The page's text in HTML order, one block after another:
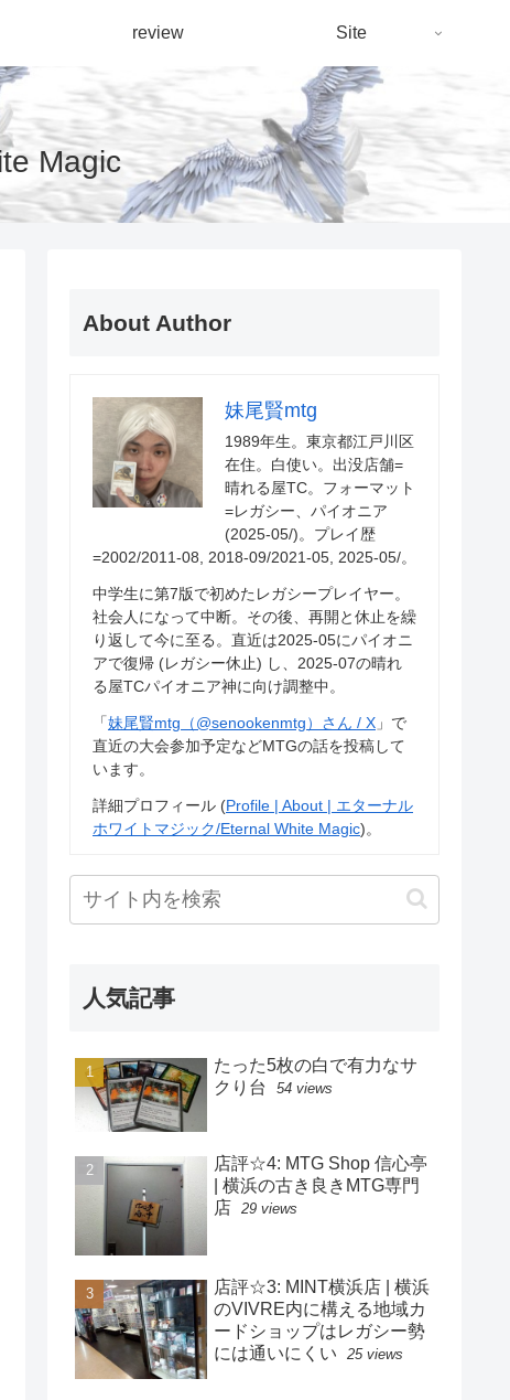
Magic
review Site
About Author
妹尾賢mtg
1989年生。東京都江戸川区
在住。白使い。出没店舗=
晴れる屋TC。フォーマット
=レガシー、パイオニア
(2025-05/)。プレイ歴
=2002/2011-08, 2018-09/2021-05, 2025-05/。
中学生に第7版で初めたレガシープレイヤー。
社会人になって中断。その後、再開と休止を繰
り返して今に至る。直近は2025-05にパイオニ
アで復帰 (レガシー休止) し、2025-07の晴れ
る屋TCパイオニア神に向け調整中。
「妹尾賢mtg（@senookenmtg）さん / X 」で
直近の大会参加予定などMTGの話を投稿して
います。
詳細プロフィール (Profile | About | エターナル
ホワイトマジック/Eternal White Magic)。
人気記事
たった5枚の白で有力なサ
クり台
54 views
店評☆4: MTG Shop 信心亭
| 横浜の古き良きMTG専門
店 29 views
店評☆3: MINT横浜店 | 横浜
のVIVRE内に構える地域カ
ードショップはレガシー勢
には通いにくい
25 views